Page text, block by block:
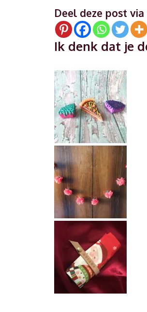
Deel deze post via
Ik denk dat je